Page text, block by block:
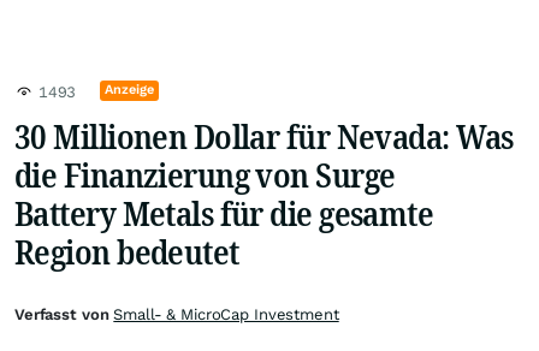
1493 Anzeige
30 Millionen Dollar für Nevada: Was
die Finanzierung von Surge
Battery Metals für die gesamte
Region bedeutet
Verfasst vonSmall- & MicroCap Investment